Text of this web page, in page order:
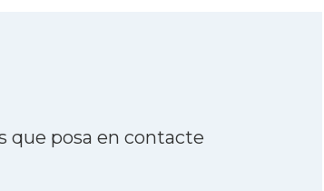
que posa en contacte